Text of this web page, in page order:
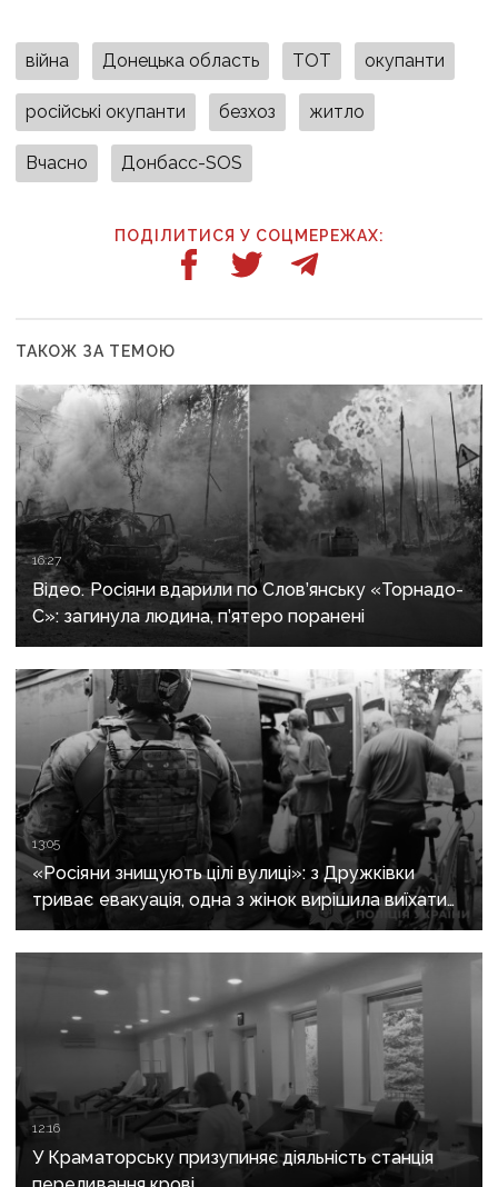
війна Донецька область ТОТ окупанти
російські окупанти безхоз житло
Вчасно Донбасс-SOS
ПОДІЛИТИСЯ У СОЦМЕРЕЖАХ:
ТАКОЖ ЗА ТЕМОЮ
16:27
Відео. Росіяни вдарили по Слов’янську «Торнадо-
С»: загинула людина, п’ятеро поранені
13:05
«Росіяни знищують цілі вулиці»: з Дружківки
триває евакуація, одна з жінок вирішила виїхати
після загибелі чоловіка
12:16
У Краматорську призупиняє діяльність станція